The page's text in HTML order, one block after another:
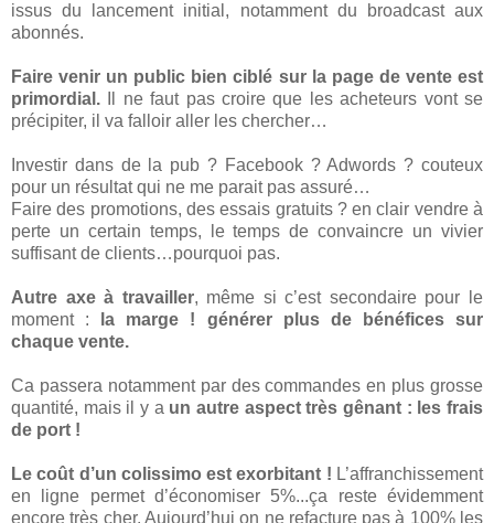
issus du lancement initial, notamment du broadcast aux
abonnés.
Faire venir un public bien ciblé sur la page de vente est
primordial. Il ne faut pas croire que les acheteurs vont se
précipiter, il va falloir aller les chercher…
Investir dans de la pub ? Facebook ? Adwords ? couteux
pour un résultat qui ne me parait pas assuré…
Faire des promotions, des essais gratuits ? en clair vendre à
perte un certain temps, le temps de convaincre un vivier
suffisant de clients…pourquoi pas.
Autre axe à travailler, même si c’est secondaire pour le
moment :
la marge ! générer plus de bénéfices sur
chaque vente.
Ca passera notamment par des commandes en plus grosse
quantité, mais il y a un autre aspect très gênant : les frais
de port !
Le coût d’un colissimo est exorbitant ! L’affranchissement
en ligne permet d’économiser 5%...ça reste évidemment
encore très cher. Aujourd’hui on ne refacture pas à 100% les